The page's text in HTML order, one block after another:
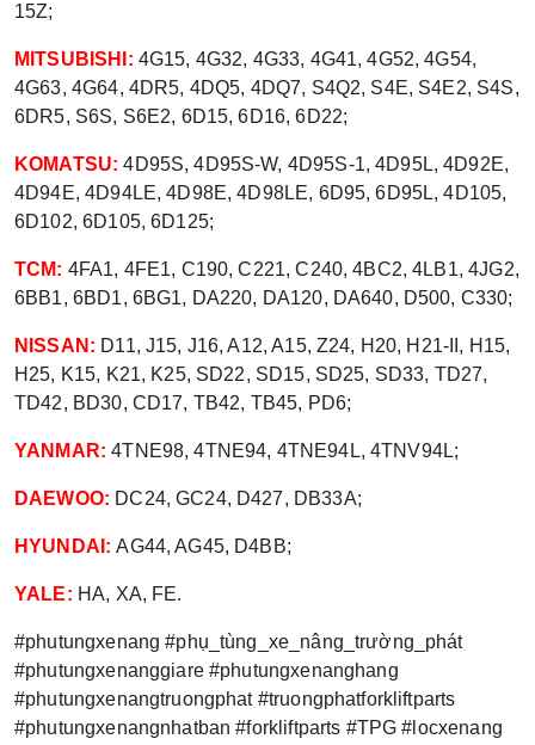
15Z;
MITSUBISHI: 4G15, 4G32, 4G33, 4G41, 4G52, 4G54,
4G63, 4G64, 4DR5, 4DQ5, 4DQ7, S4Q2, S4E, S4E2, S4S,
6DR5, S6S, S6E2, 6D15, 6D16, 6D22;
KOMATSU: 4D95S, 4D95S-W, 4D95S-1, 4D95L, 4D92E,
4D94E, 4D94LE, 4D98E, 4D98LE, 6D95, 6D95L, 4D105,
6D102, 6D105, 6D125;
TCM: 4FA1, 4FE1, C190, C221, C240, 4BC2, 4LB1, 4JG2,
6BB1, 6BD1, 6BG1, DA220, DA120, DA640, D500, C330;
NISSAN: D11, J15, J16, A12, A15, Z24, H20, H21-II, H15,
H25, K15, K21, K25, SD22, SD15, SD25, SD33, TD27,
TD42, BD30, CD17, TB42, TB45, PD6;
YANMAR: 4TNE98, 4TNE94, 4TNE94L, 4TNV94L;
DAEWOO: DC24, GC24, D427, DB33A;
HYUNDAI: AG44, AG45, D4BB;
YALE: HA, XA, FE.
#phutungxenang #phụ_tùng_xe_nâng_trường_phát
#phutungxenanggiare #phutungxenanghang
#phutungxenangtruongphat #truongphatforkliftparts
#phutungxenangnhatban #forkliftparts #TPG #locxenang